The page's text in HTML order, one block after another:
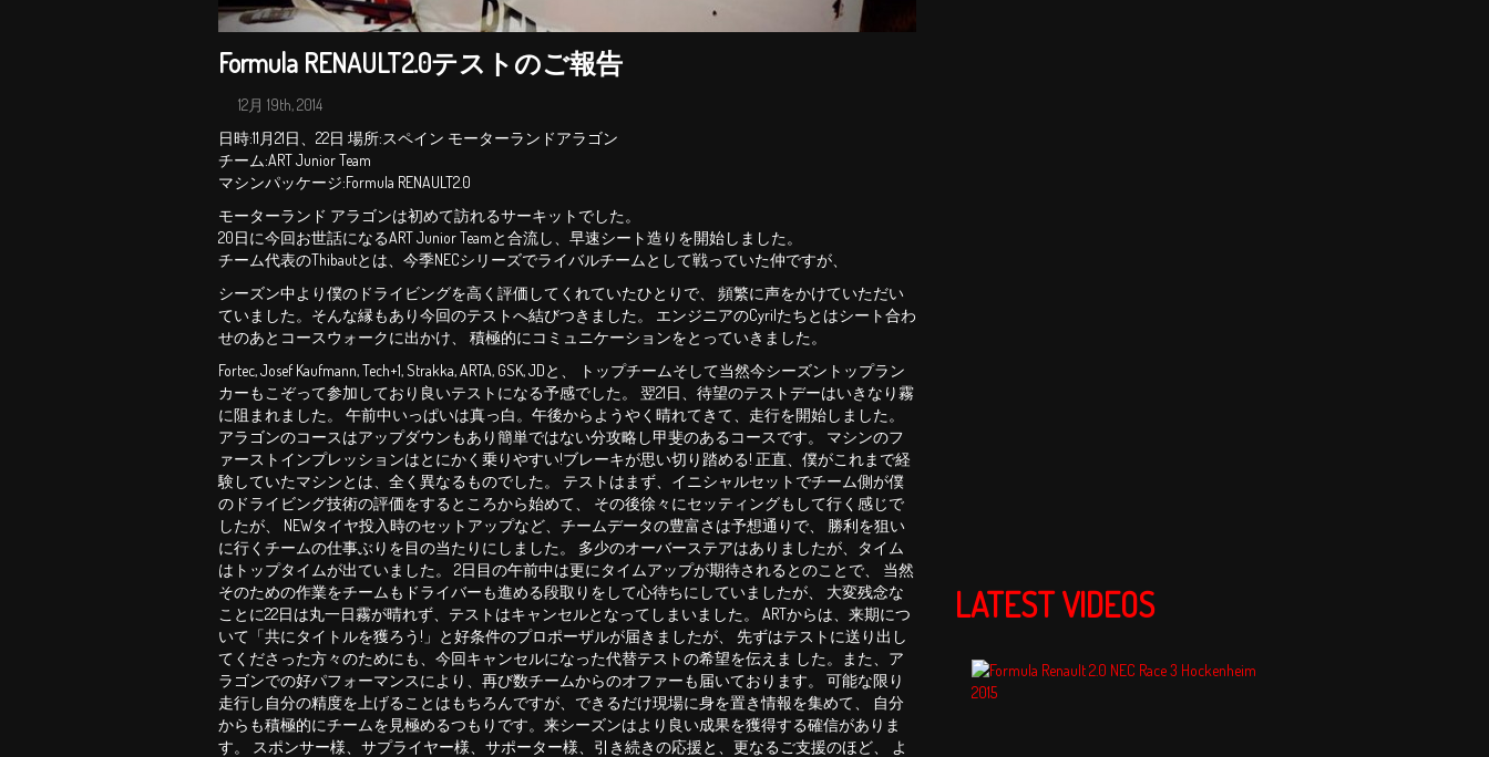
LATEST VIDEOS
Formula RENAULT2.0テストのご報告
12月 19th, 2014
日時:11月21日、22日 場所:スペイン モーターランドアラゴン
チーム:ART Junior Team
マシンパッケージ:Formula RENAULT2.0
モーターランド アラゴンは初めて訪れるサーキットでした。
20日に今回お世話になるART Junior Teamと合流し、早速シート造りを開始しました。
チーム代表のThibautとは、今季NECシリーズでライバルチームとして戦っていた仲ですが、
シーズン中より僕のドライビングを高く評価してくれていたひとりで、 頻繁に声をかけていただい
ていました。そんな縁もあり今回のテストへ結びつきました。 エンジニアのCyrilたちとはシート合わ
せのあとコースウォークに出かけ、 積極的にコミュニケーションをとっていきました。
Fortec, Josef Kaufmann, Tech+1, Strakka, ARTA, GSK, JDと、 トップチームそして当然今シーズントップラン
カーもこぞって参加しており良いテストになる予感でした。 翌21日、待望のテストデーはいきなり霧
に阻まれました。 午前中いっぱいは真っ白。午後からようやく晴れてきて、走行を開始しました。
アラゴンのコースはアップダウンもあり簡単ではない分攻略し甲斐のあるコースです。 マシンのフ
ァーストインプレッションはとにかく乗りやすい!ブレーキが思い切り踏める! 正直、僕がこれまで経
験していたマシンとは、全く異なるものでした。 テストはまず、イニシャルセットでチーム側が僕
のドライビング技術の評価をするところから始めて、 その後徐々にセッティングもして行く感じで
したが、 NEWタイヤ投入時のセットアップなど、チームデータの豊富さは予想通りで、 勝利を狙い
に行くチームの仕事ぶりを目の当たりにしました。 多少のオーバーステアはありましたが、タイム
はトップタイムが出ていました。 2日目の午前中は更にタイムアップが期待されるとのことで、 当然
そのための作業をチームもドライバーも進める段取りをして心待ちにしていましたが、 大変残念な
ことに22日は丸一日霧が晴れず、テストはキャンセルとなってしまいました。 ARTからは、来期につ
いて「共にタイトルを獲ろう!」と好条件のプロポーザルが届きましたが、 先ずはテストに送り出し
てくださった方々のためにも、今回キャンセルになった代替テストの希望を伝えま した。また、ア
ラゴンでの好パフォーマンスにより、再び数チームからのオファーも届いております。 可能な限り
走行し自分の精度を上げることはもちろんですが、できるだけ現場に身を置き情報を集めて、 自分
からも積極的にチームを見極めるつもりです。来シーズンはより良い成果を獲得する確信がありま
す。 スポンサー様、サプライヤー様、サポーター様、引き続きの応援と、更なるご支援のほど、 よ